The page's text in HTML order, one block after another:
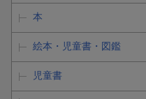
本
絵本・児童書・図鑑
児童書